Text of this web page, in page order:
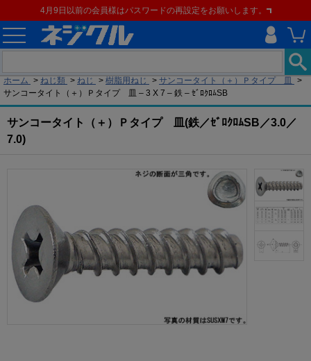
4月9日以前の会員様はパスワードの再設定をお願いします。
ホーム > ねじ類 > ねじ > 樹脂用ねじ > サンコータイト（＋）Ｐタイプ 皿
>
サンコータイト（＋）Ｐタイプ 皿 – 3 X 7 – 鉄 – ｾﾞﾛｸﾛﾑSB
サンコータイト（＋）Ｐタイプ 皿(鉄／ｾﾞﾛｸﾛﾑSB／3.0／
7.0)